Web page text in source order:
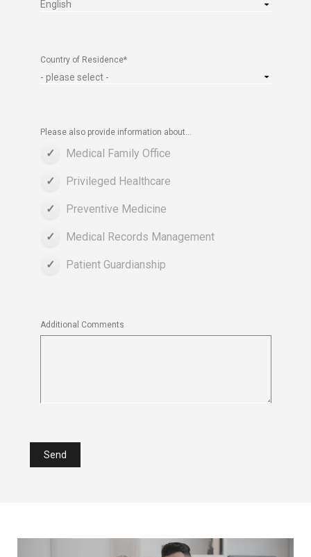
Country of Residence*
Please also provide information about...
Medical Family Office
Privileged Healthcare
Preventive Medicine
Medical Records Management
Patient Guardianship
Additional Comments